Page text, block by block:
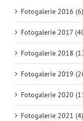
Fotogalerie 2016 (6)
Fotogalerie 2017
Fotogalerie 2018
Fotogalerie 2019
Fotogalerie 2020
Fotogalerie 2021 (4)